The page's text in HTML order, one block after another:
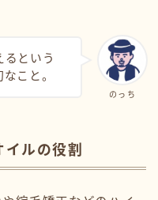
のっち
るという
こと。
ルの役割